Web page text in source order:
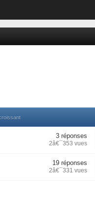
3 réponses
2â€¯353 vues
19 réponses
2â€¯331 vues